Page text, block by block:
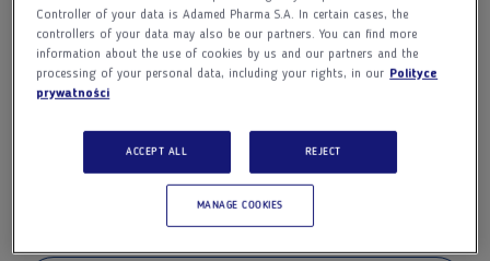
Farmaceutą
Pielęgniarką
Drogi Użytkowniku,
posiadasz uprawnienia do wykonywania zawodu
lekarza lub lekarza dentysty.
Rozwiń
Controller of your data is Adamed Pharma S.A. In certain cases, the
controllers of your data may also be our partners. You can find more
information about the use of cookies by us and our partners and the
processing of your personal data, including your rights, in our Polityce
prywatności
ACCEPT ALL REJECT
MANAGE COOKIES